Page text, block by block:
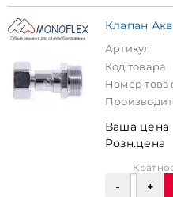
Клапан
Артикул
Код товара
Номер
Ваша цена
Розн.цена